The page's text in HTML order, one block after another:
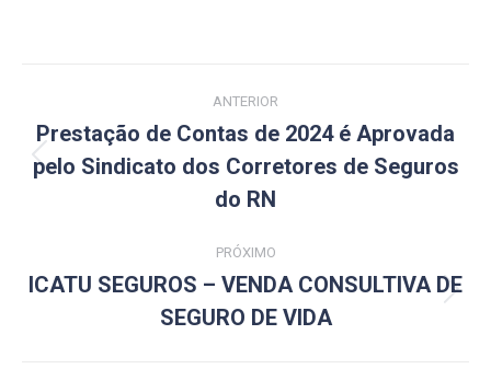
de
post:
ANTERIOR
Post
anterior:
Prestação de Contas de 2024 é Aprovada
pelo Sindicato dos Corretores de Seguros
do RN
PRÓXIMO
post:
ICATU SEGUROS – VENDA CONSULTIVA DE
SEGURO DE VIDA